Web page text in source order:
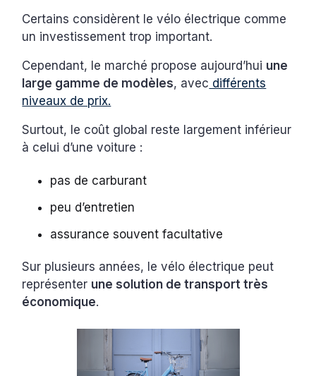
Certains considèrent le vélo électrique comme
un investissement trop important.
Cependant, le marché propose aujourd’hui une
large gamme de modèles, avec différents
niveaux de prix.
Surtout, le coût global reste largement inférieur
à celui d’une voiture :
pas de carburant
peu d’entretien
assurance souvent facultative
Sur plusieurs années, le vélo électrique peut
représenter une solution de transport très
économique.